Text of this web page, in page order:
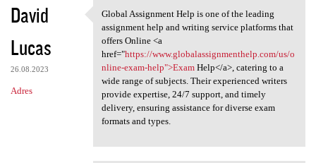
David
Lucas
26.08.2023
Adres
Global Assignment Help is one
Global Assignment Help is one of the leading
assignment help and writing service platforms that
offers Online <a
href="https://www.globalassignmenthelp.com/us/o
nline-exam-help">ExamHelp</a>, catering to a
wide range of subjects. Their experienced writers
provide expertise, 24/7 support, and timely
delivery, ensuring assistance for diverse exam
formats and types.